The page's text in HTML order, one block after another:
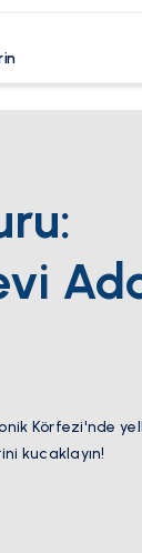
Körfezi'nde
kucaklayın!